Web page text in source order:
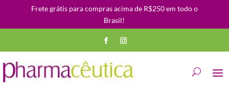
Frete grátis para compras acima de R$250 em todo o
Brasil!